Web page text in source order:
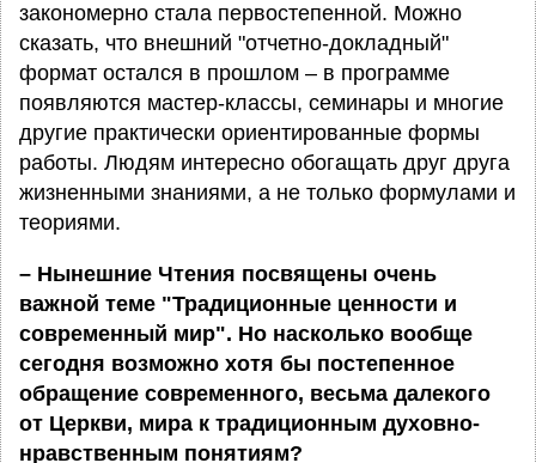
закономерно стала первостепенной. Можно
сказать, что внешний "отчетно-докладный"
формат остался в прошлом – в программе
появляются мастер-классы, семинары и многие
другие практически ориентированные формы
работы. Людям интересно обогащать друг друга
жизненными знаниями, а не только формулами и
теориями.
– Нынешние Чтения посвящены очень
важной теме "Традиционные ценности и
современный мир". Но насколько вообще
сегодня возможно хотя бы постепенное
обращение современного, весьма далекого
от Церкви, мира к традиционным духовно-
нравственным понятиям?